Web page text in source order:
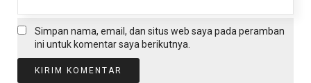
Simpan nama, email, dan situs web saya pada peramban
ini untuk komentar saya berikutnya.